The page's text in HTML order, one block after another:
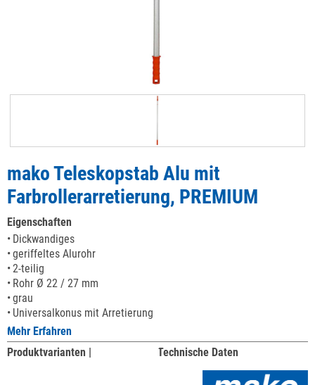
mako Teleskopstab Alu mit
Farbrollerarretierung, PREMIUM
Eigenschaften
Dickwandiges
geriffeltes Alurohr
2-teilig
Rohr Ø 22 / 27 mm
grau
Universalkonus mit Arretierung
Mehr Erfahren
Produktvarianten |
Technische Daten